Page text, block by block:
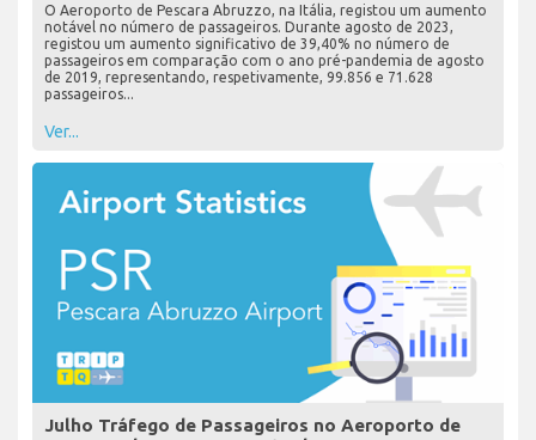
O Aeroporto de Pescara Abruzzo, na Itália, registou um aumento
notável no número de passageiros. Durante agosto de 2023,
registou um aumento significativo de 39,40% no número de
passageiros em comparação com o ano pré-pandemia de agosto
de 2019, representando, respetivamente, 99.856 e 71.628
passageiros...
Ver...
Julho Tráfego de Passageiros no Aeroporto de